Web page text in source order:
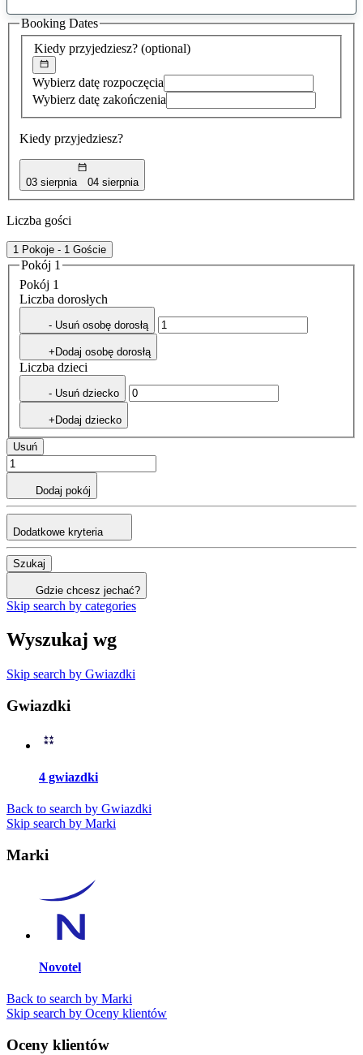
sugestia
została
znaleziona
Kiedy przyjedziesz? (optional)
Wybierz datę rozpoczęcia
Wybierz datę zakończenia
Kiedy przyjedziesz?
03 sierpnia 04 sierpnia
Booking Dates
Liczba gości
1 Pokoje - 1 Goście
Pokój 1
Pokój 1
Liczba dorosłych
- Usuń osobę dorosłą
+Dodaj osobę dorosłą
Liczba dzieci
- Usuń dziecko
+Dodaj dziecko
Usuń
Dodaj pokój
Dodatkowe kryteria
Szukaj
Gdzie chcesz jechać?
Skip search by categories
Wyszukaj wg
Skip search by Gwiazdki
Gwiazdki
4 gwiazdki
Back to search by Gwiazdki
Skip search by Marki
Marki
Novotel
Back to search by Marki
Skip search by Oceny klientów
Oceny klientów